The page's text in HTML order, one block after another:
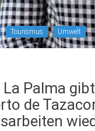
Tourismus Umwelt
Palma
de